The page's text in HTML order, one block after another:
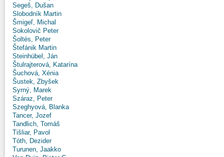
Segeš, Dušan
Slobodník Martin
Šmigeľ, Michal
Sokolovič Peter
Šoltés, Peter
Štefánik Martin
Steinhübel, Ján
Štulrajterová, Katarína
Šuchová, Xénia
Šustek, Zbyšek
Syrný, Marek
Száraz, Peter
Szeghyová, Blanka
Tancer, Jozef
Tandlich, Tomáš
Tišliar, Pavol
Tóth, Dezider
Turunen, Jaakko